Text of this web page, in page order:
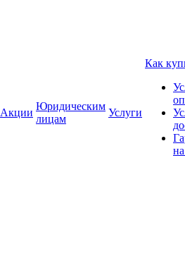
Акции
Юридическим
лицам
Услуги
Как